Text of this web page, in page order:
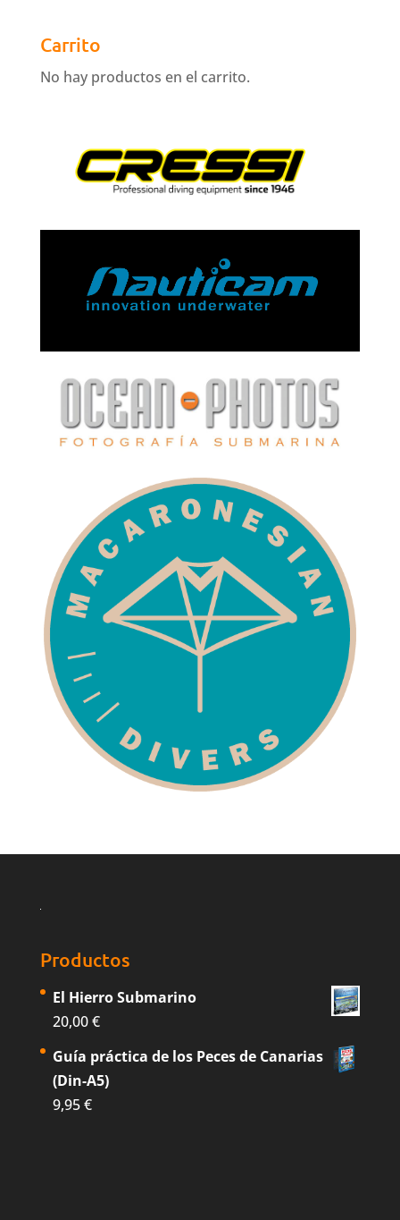
Carrito
No hay productos en el carrito.
Productos
El Hierro Submarino
20,00€
Guía práctica de los Peces de Canarias
(Din-A5)
9,95€